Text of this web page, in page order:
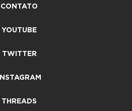
CONTATO
YOUTUBE
TWITTER
INSTAGRAM
THREADS